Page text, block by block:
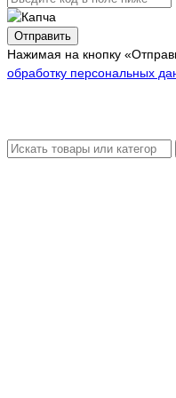
Отправить
Нажимая на кнопку
обработку персональных